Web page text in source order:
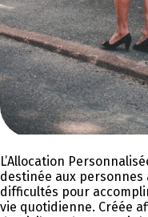
L’Allocation
destinée aux
difficultés pour
vie quotidienne. Créée